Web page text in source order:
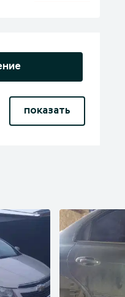
показать